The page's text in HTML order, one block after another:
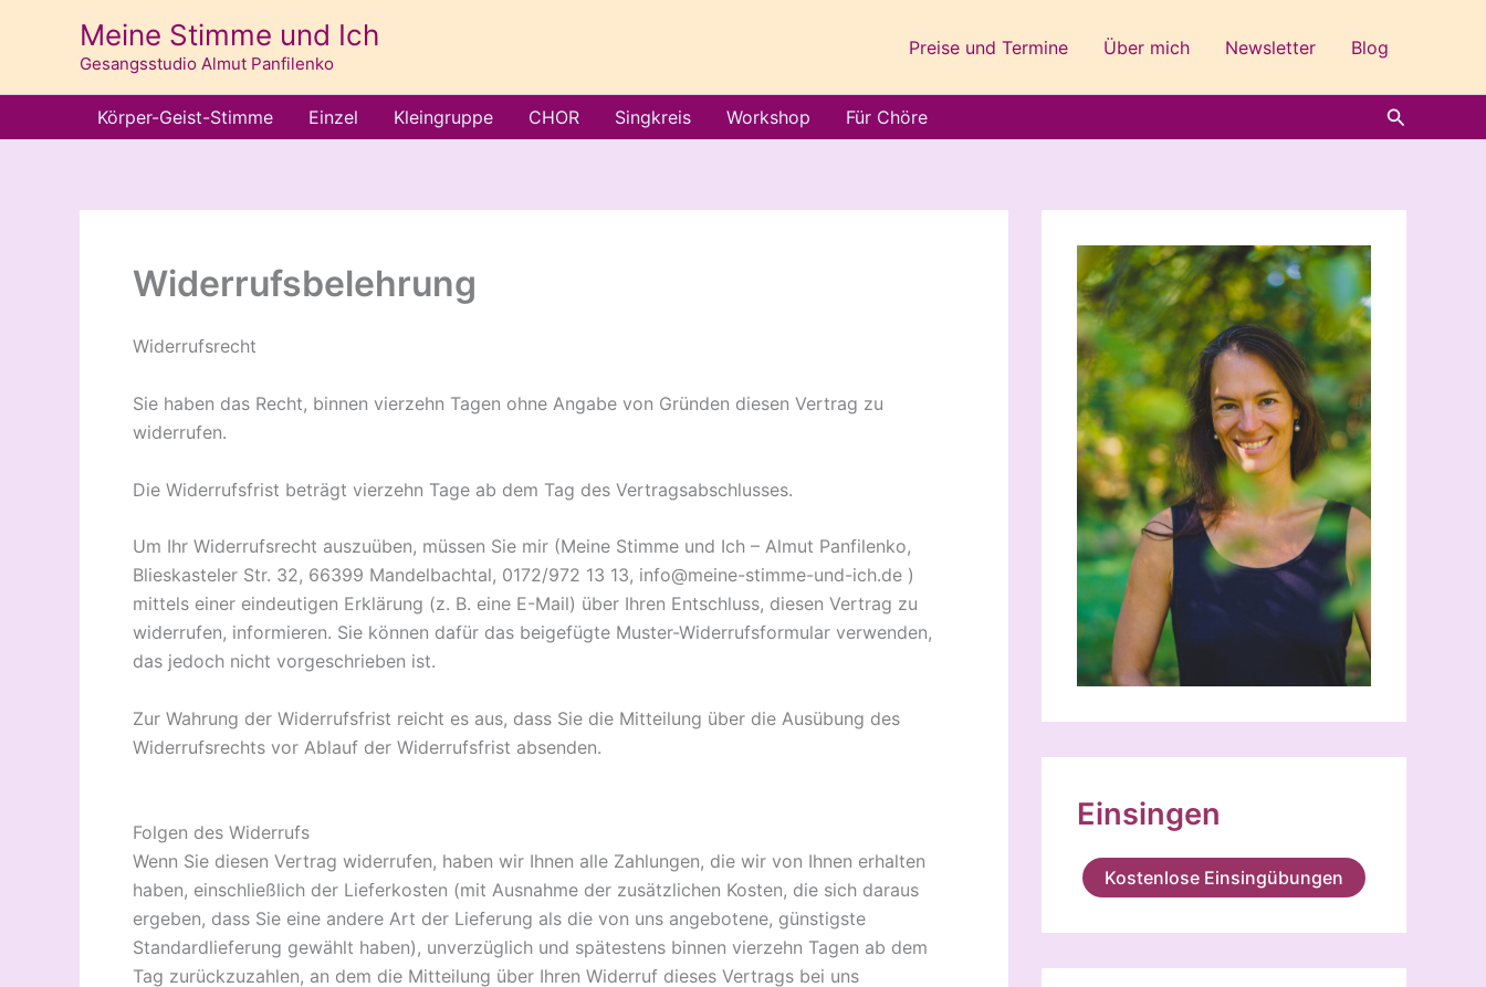
Meine Stimme und Ich
Gesangsstudio Almut Panfilenko
Preise und Termine Über mich Newsletter Blog
Körper-Geist-Stimme Einzel Kleingruppe CHOR Singkreis Workshop Für Chöre Suchen
Widerrufsbelehrung
Widerrufsrecht
Sie haben das Recht, binnen vierzehn Tagen ohne Angabe von Gründen diesen Vertrag zu
widerrufen.
Die Widerrufsfrist beträgt vierzehn Tage ab dem Tag des Vertragsabschlusses.
Um Ihr Widerrufsrecht auszuüben, müssen Sie mir (Meine Stimme und Ich – Almut Panfilenko,
Blieskasteler Str. 32, 66399 Mandelbachtal, 0172/972 13 13, info@meine-stimme-und-ich.de )
mittels einer eindeutigen Erklärung (z. B. eine E-Mail) über Ihren Entschluss, diesen Vertrag zu
widerrufen, informieren. Sie können dafür das beigefügte Muster-Widerrufsformular verwenden,
das jedoch nicht vorgeschrieben ist.
Zur Wahrung der Widerrufsfrist reicht es aus, dass Sie die Mitteilung über die Ausübung des
Widerrufsrechts vor Ablauf der Widerrufsfrist absenden.
Folgen des Widerrufs
Wenn Sie diesen Vertrag widerrufen, haben wir Ihnen alle Zahlungen, die wir von Ihnen erhalten
haben, einschließlich der Lieferkosten (mit Ausnahme der zusätzlichen Kosten, die sich daraus
ergeben, dass Sie eine andere Art der Lieferung als die von uns angebotene, günstigste
Standardlieferung gewählt haben), unverzüglich und spätestens binnen vierzehn Tagen ab dem
Tag zurückzuzahlen, an dem die Mitteilung über Ihren Widerruf dieses Vertrags bei uns
Einsingen
Kostenlose Einsingübungen